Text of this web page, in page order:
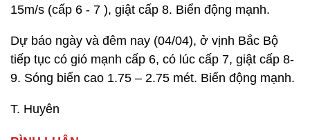
15m/s (cấp 6 - 7 ), giật cấp 8. Biển động mạnh.
Dự báo ngày và đêm nay (04/04), ở vịnh Bắc Bộ
tiếp tục có gió mạnh cấp 6, có lúc cấp 7, giật cấp 8-
9. Sóng biển cao 1.75 – 2.75 mét. Biển động mạnh.
T. Huyên